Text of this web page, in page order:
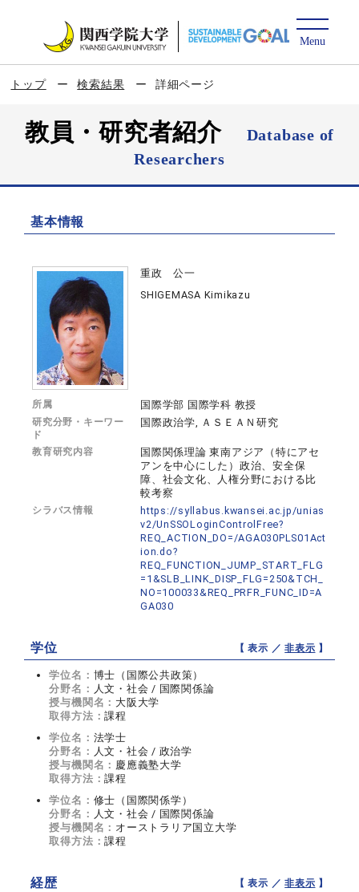
トップ 検索結果 詳細ページ
教員・研究者紹介
Database of
Researchers
基本情報
重政 公一
SHIGEMASA Kimikazu
所属 国際学部 国際学科 教授
研究分野・キーワー
ド
国際政治学, ＡＳＥＡＮ研究
教育研究内容
国際関係理論 東南アジア（特にアセ
アンを中心にした）政治、安全保
障、社会文化、人権分野における比
較考察
シラバス情報
https://syllabus.kwansei.ac.jp/unias
v2/UnSSOLoginControlFree?
REQ_ACTION_DO=/AGA030PLS01Act
ion.do?
REQ_FUNCTION_JUMP_START_FLG
=1&SLB_LINK_DISP_FLG=250&TCH_
NO=100033&REQ_PRFR_FUNC_ID=A
GA030
学位 【 表示 ／非表示 】
学位名： 博士（国際公共政策）
分野名： 人文・社会 / 国際関係論
授与機関名： 大阪大学
取得方法：課程
学位名： 法学士
分野名： 人文・社会 / 政治学
授与機関名： 慶應義塾大学
取得方法：課程
学位名： 修士（国際関係学）
分野名： 人文・社会 / 国際関係論
授与機関名： オーストラリア国立大学
取得方法：課程
経歴 【 表示 ／非表示 】